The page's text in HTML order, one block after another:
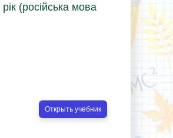
(російська мова
Открыть учебник